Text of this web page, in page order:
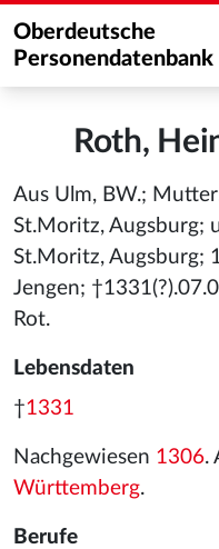
Oberdeutsche
Personendatenbank
Roth,
Aus Ulm, BW.;
St.Moritz, Augsburg;
St.Moritz, Augsburg;
Jengen;
Rot.
Lebensdaten
†1331
Nachgewiesen 1306.
Württemberg.
Berufe